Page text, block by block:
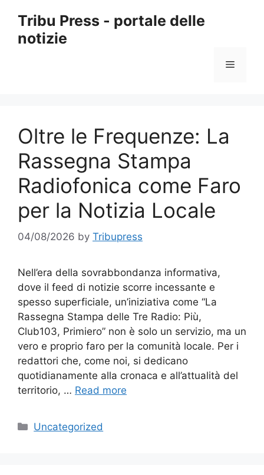
content
Tribu Press - portale delle
notizie
Menu
Oltre le Frequenze: La
Rassegna Stampa
Radiofonica come Faro
per la Notizia Locale
04/08/2026 by Tribupress
Nell’era della sovrabbondanza informativa,
dove il feed di notizie scorre incessante e
spesso superficiale, un’iniziativa come “La
Rassegna Stampa delle Tre Radio: Più,
Club103, Primiero” non è solo un servizio, ma un
vero e proprio faro per la comunità locale. Per i
redattori che, come noi, si dedicano
quotidianamente alla cronaca e all’attualità del
territorio, … Read more
Categories
Uncategorized